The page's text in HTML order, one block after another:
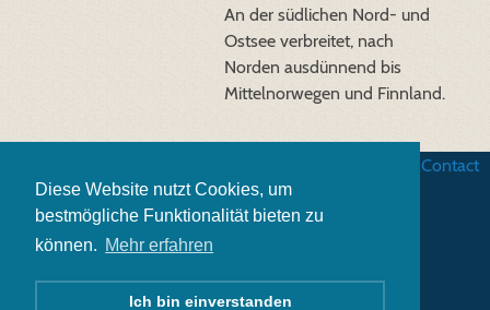
Diese Website nutzt Cookies, um
bestmögliche Funktionalität bieten zu
können. Mehr erfahren
Ich bin einverstanden
An der südlichen Nord- und
Ostsee verbreitet, nach
Norden ausdünnend bis
Mittelnorwegen und Finnland.
Contact